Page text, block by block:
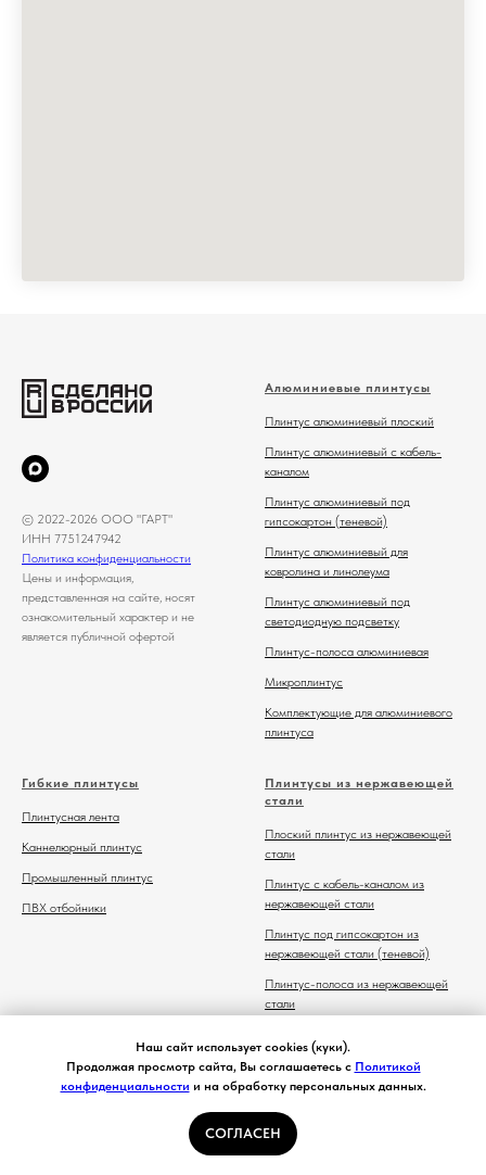
Наш сайт использует cookies (куки).
Продолжая просмотр сайта, Вы соглашаетесь с Политикой
конфиденциальности и на обработку персональных данных.
СОГЛАСЕН
Контакты
© 2022-2026 ООО "ГАРТ"
ИНН 7751247942
Политика конфиденциальности
Цены и информация,
представленная на сайте, носят
ознакомительный характер и не
является публичной офертой
Алюминиевые плинтусы
Плинтус алюминиевый плоский
Плинтус алюминиевый с кабель-
каналом
Плинтус алюминиевый под
гипсокартон (теневой)
Плинтус алюминиевый для
ковролина и линолеума
Плинтус алюминиевый под
светодиодную подсветку
Плинтус-полоса алюминиевая
Микроплинтус
Комплектующие для алюминиевого
плинтуса
Гибкие плинтусы
Плинтусная лента
Каннелюрный плинтус
Промышленный плинтус
ПВХ отбойники
Плинтусы из нержавеющей
стали
Плоский плинтус из нержавеющей
стали
Плинтус с кабель-каналом из
нержавеющей стали
Плинтус под гипсокартон из
нержавеющей стали (теневой)
Плинтус-полоса из нержавеющей
стали
нержавеющей стали